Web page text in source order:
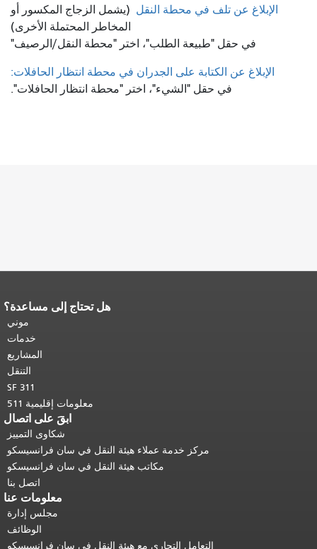
الإبلاغ عن تلف في محطة النقل (يشمل الزجاج المكسور أو
المخاطر المحتملة الأخرى)
في حقل "طبيعة الطلب"، اختر "محطة النقل/الرصيف"
الإبلاغ عن الكتابة على الجدران في محطة انتظار الحافلات:
في حقل "الشيء"، اختر "محطة انتظار الحافلات".
هل تحتاج إلى مساعدة؟
موني
خدمات
المشاريع
التنقل
SF 311
معلومات إقليمية 511
ابقَ على اتصال
شكاوى التمييز
مركز خدمة عملاء هيئة النقل في سان فرانسيسكو
مكاتب هيئة النقل في سان فرانسيسكو
اتصل بنا
معلومات عنا
مجلس إدارة
الوظائف
التعامل التجاري مع هيئة النقل في سان فرانسيسكو